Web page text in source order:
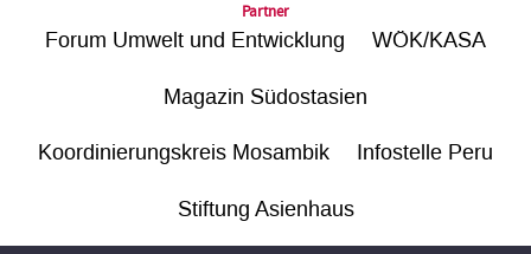
Partner
Forum Umwelt und Entwicklung WÖK/KASA
Magazin Südostasien
Koordinierungskreis Mosambik Infostelle Peru
Stiftung Asienhaus